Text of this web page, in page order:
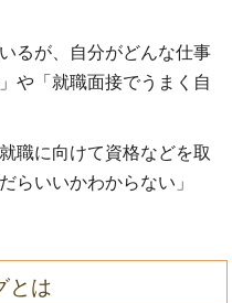
るが、自分がどんな仕事
や「就職面接でうまく自
職に向けて資格などを取
らいいかわからない」
とは